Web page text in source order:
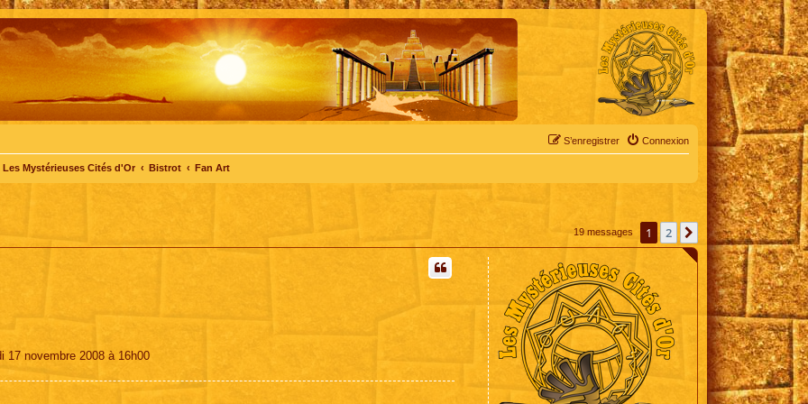
Connexion
S’enregistrer
Les Mystérieuses Cités d'Or Bistrot Fan Art
19 messages 1 2 Suivante
17 novembre 2008 à 16h00